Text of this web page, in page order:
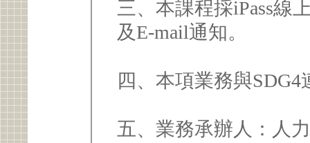
三、本課程採iPass線
及E-mail通知。
四、本項業務與
五、業務承辦人：人